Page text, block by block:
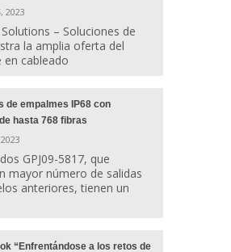
2023
– Soluciones de
la amplia oferta del
en cableado
de empalmes IP68 con
hasta 768 fibras
GPJ09-5817, que
mayor número de salidas
anteriores, tienen un
“Enfrentándose a los retos de